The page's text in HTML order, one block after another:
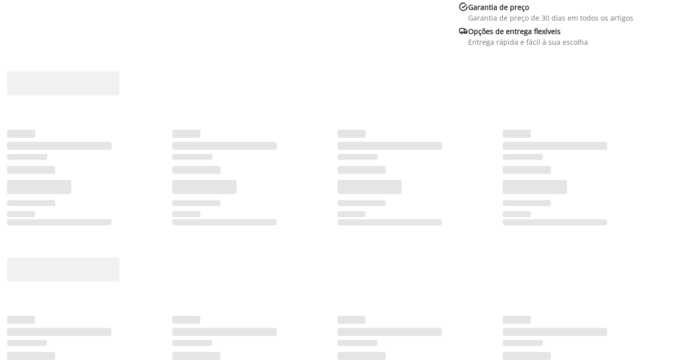
Garantia de preço
Garantia de preço de 30 dias em todos os artigos
Opções de entrega flexíveis
Entrega rápida e fácil à sua escolha